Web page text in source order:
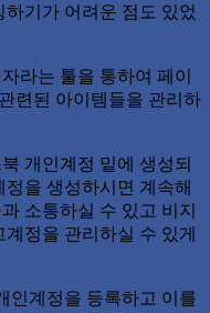
기가 어려운 점도 있었
라는 툴을 통하여 페이
련된 아이템들을 관리하
개인계정 밑에 생성되
을 생성하시면 계속해
소통하실 수 있고 비지
정을 관리하실 수 있게
인계정을 등록하고 이를